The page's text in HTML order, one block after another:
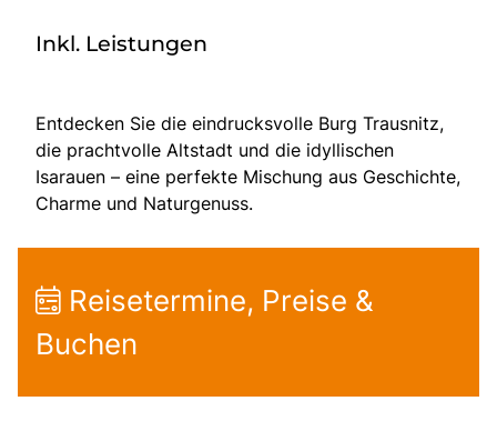
Inkl. Leistungen
Entdecken Sie die eindrucksvolle Burg Trausnitz,
die prachtvolle Altstadt und die idyllischen
Isarauen – eine perfekte Mischung aus Geschichte,
Charme und Naturgenuss.
Reisetermine, Preise &
Buchen